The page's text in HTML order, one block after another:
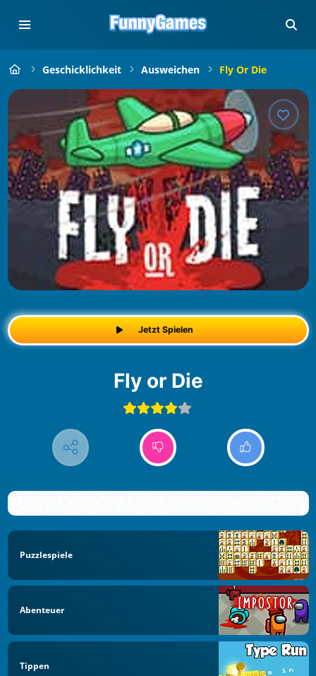
Geschicklichkeit Ausweichen Fly Or Die
Jetzt Spielen
Fly or Die
Puzzlespiele
Abenteuer
Tippen